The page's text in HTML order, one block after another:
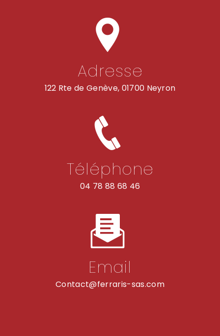
Adresse
122 Rte de Genève, 01700 Neyron
Téléphone
04 78 88 68 46
Email
contact@ferraris-sas.com